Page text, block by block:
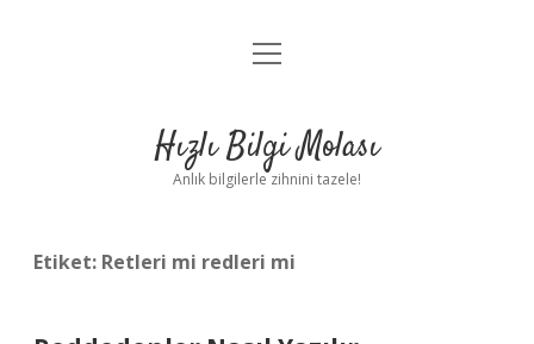
Anasayfa
Yasal Uyarı
menüyü
Hızlı Bilgi Molası
Anlık bilgilerle zihnini tazele!
Etiket: Retleri mi redleri mi